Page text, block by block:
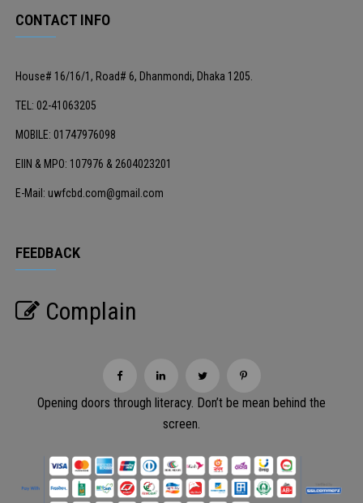
CONTACT INFO
House# 16/16/1, Road# 6, Dhanmondi, Dhaka 1205.
TEL: 02-41063205
MOBILE: 01747976098
EIIN & MPO: 107976 & 2604023201
E-Mail: uwfcbd.com@gmail.com
FEEDBACK
Complain
Opening doors through literacy. Don’t be mean behind the
screen.